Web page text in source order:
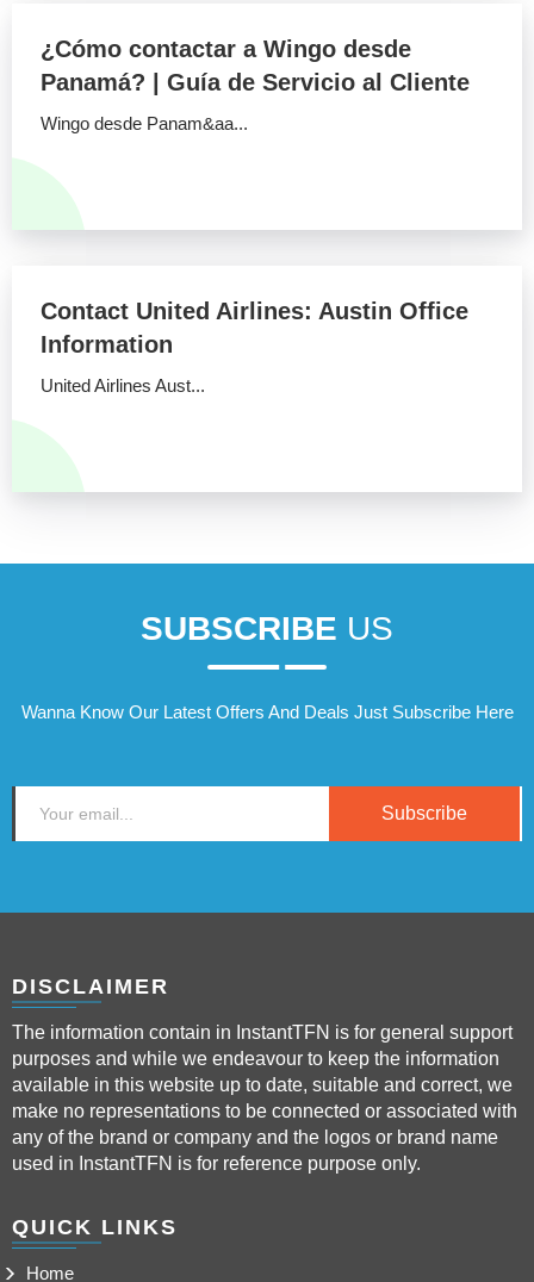
¿Cómo contactar a Wingo desde
Panamá? | Guía de Servicio al Cliente
Wingo desde Panam&aa...
Contact United Airlines: Austin Office
Information
United Airlines Aust...
SUBSCRIBE US
Wanna Know Our Latest Offers And Deals Just Subscribe Here
Subscribe
DISCLAIMER
The information contain in InstantTFN is for general support
purposes and while we endeavour to keep the information
available in this website up to date, suitable and correct, we
make no representations to be connected or associated with
any of the brand or company and the logos or brand name
used in InstantTFN is for reference purpose only.
QUICK LINKS
Home